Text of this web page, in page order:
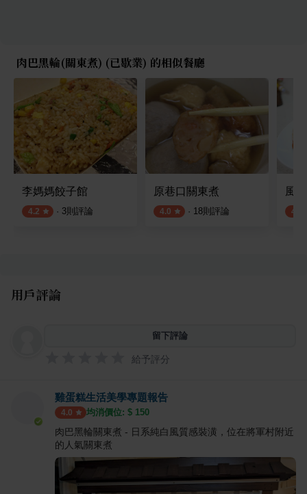
肉巴黑輪(關東煮) (已歇業) 的相似餐廳
李媽媽餃子館
4.2 · 3則評論
原巷口關東煮
4.0 · 18則評論
風
4.2
用戶評論
留下評論
給予評分
雞蛋糕生活美學專題報告
4.0 均消價位: $ 150
肉巴黑輪關東煮 - 日系純白風質感裝潢，位在將軍村附近
的人氣關東煮